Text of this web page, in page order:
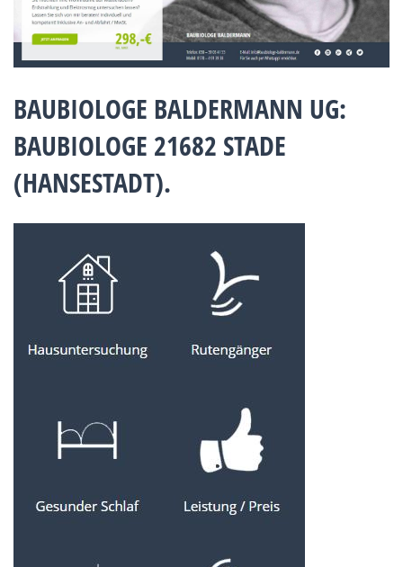
BAUBIOLOGE BALDERMANN UG:
BAUBIOLOGE 21682 STADE
(HANSESTADT).